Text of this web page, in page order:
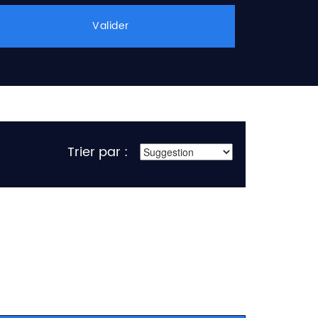
Valider
Trier par :